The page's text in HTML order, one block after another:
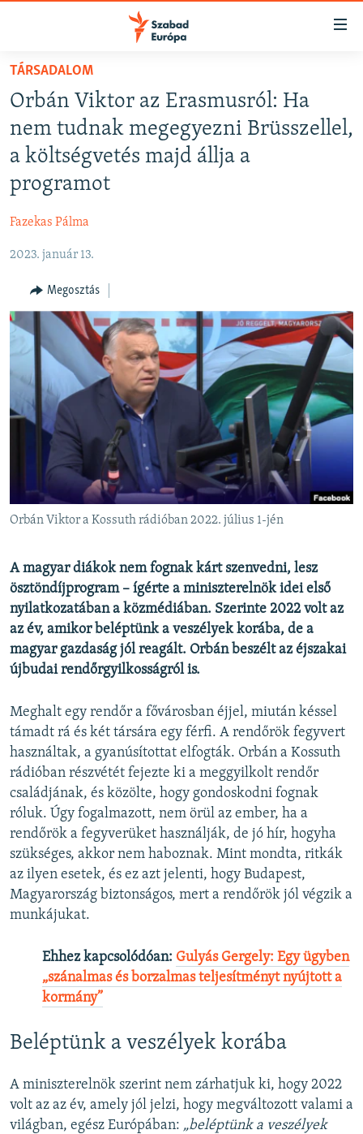
Akadálymentes
Ugrás
fő
oldalra
Ugrás
tartalomjegyzékre
keresésre
NAPIRENDEN
PODCASTOK
SZABADON
TÁRSADALOM
DEMOKRÁCIA
A PÉNZ NYOMÁBAN
EURÓPAI UNIÓ
VILÁG
KLÍMAVÁLTOZÁS
A MÚLT TANULSÁGAI
Valamennyi RFE/RL weboldal
TÁRSADALOM
Orbán Viktor az Erasmusról: Ha
nem tudnak megegyezni Brüsszellel,
a költségvetés majd állja a
programot
Fazekas Pálma
2023. január 13.
Megosztás
Orbán Viktor a Kossuth rádióban 2022. július 1-jén
A magyar diákok nem fognak kárt szenvedni, lesz
ösztöndíjprogram – ígérte a miniszterelnök idei első
nyilatkozatában a közmédiában. Szerinte 2022 volt az
az év, amikor beléptünk a veszélyek korába, de a
magyar gazdaság jól reagált. Orbán beszélt az éjszakai
újbudai rendőrgyilkosságról is.
Meghalt egy rendőr a fővárosban éjjel, miután késsel
támadt rá és két társára egy férfi. A rendőrök fegyvert
használtak, a gyanúsítottat elfogták. Orbán a Kossuth
rádióban részvétét fejezte ki a meggyilkolt rendőr
családjának, és közölte, hogy gondoskodni fognak
róluk. Úgy fogalmazott, nem örül az ember, ha a
rendőrök a fegyverüket használják, de jó hír, hogyha
szükséges, akkor nem haboznak. Mint mondta, ritkák
az ilyen esetek, és ez azt jelenti, hogy Budapest,
Magyarország biztonságos, mert a rendőrök jól végzik a
munkájukat.
Ehhez kapcsolódóan: Gulyás Gergely: Egy ügyben
„szánalmas és borzalmas teljesítményt nyújtott a
kormány”
Beléptünk a veszélyek korába
A miniszterelnök szerint nem zárhatjuk ki, hogy 2022
volt az az év, amely jól jelzi, hogy megváltozott valami a
világban, egész Európában: „beléptünk a veszélyek
FELIRATKOZÁS